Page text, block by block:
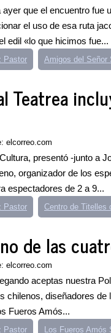
ayer que el encuentro fue
el uso de esa ruta
edil «lo que hicimos fue...
Pastor Amigos del Señor
Teatrea
elcorreo.com
presentó -junto a
organizador de los
espectadores de 2 a 9...
Pastor Centro de Titelles
de las
elcorreo.com
aceptas nuestra
chilenos, diseñadores
Fueros Amós...
Pastor Los Fueros Amós